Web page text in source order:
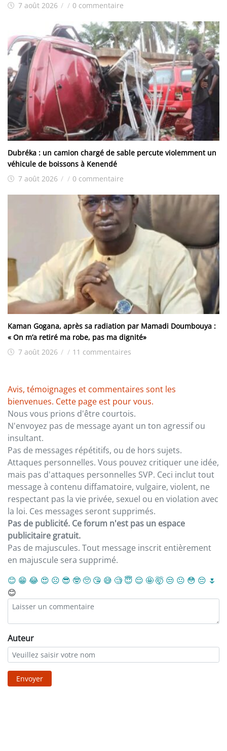
7 août 2026 / / 0 commentaire
Dubréka : un camion chargé de sable percute violemment un
véhicule de boissons à Kenendé
7 août 2026 / / 0 commentaire
Kaman Gogana, après sa radiation par Mamadi Doumbouya :
« On m’a retiré ma robe, pas ma dignité»
7 août 2026 / / 11 commentaires
Avis, témoignages et commentaires sont les
bienvenues. Cette page est pour vous.
Nous vous prions d'être courtois.
N'envoyez pas de message ayant un ton agressif ou
insultant.
Pas de messages répétitifs, ou de hors sujets.
Attaques personnelles. Vous pouvez critiquer une idée,
mais pas d'attaques personnelles SVP. Ceci inclut tout
message à contenu diffamatoire, vulgaire, violent, ne
respectant pas la vie privée, sexuel ou en violation avec
la loi. Ces messages seront supprimés.
Pas de publicité. Ce forum n'est pas un espace
publicitaire gratuit.
Pas de majuscules. Tout message inscrit entièrement
en majuscule sera supprimé.
😊 😁 😂 😍 ☹️ 😎 🤓 🥺 😘 😅 🧐 😇 😌 🤩🤯 😒 😐 😳 😔 🌷
😊
Auteur
Envoyer